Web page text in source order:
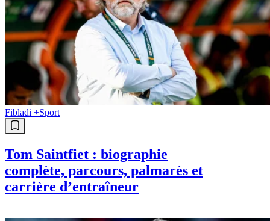
Fibladi +Sport
Tom Saintfiet : biographie
complète, parcours, palmarès et
carrière d’entraîneur